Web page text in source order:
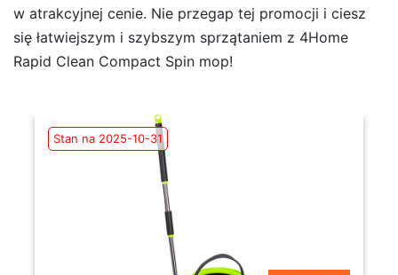
w atrakcyjnej cenie. Nie przegap tej promocji i ciesz
się łatwiejszym i szybszym sprzątaniem z 4Home
Rapid Clean Compact Spin mop!
Stan na 2025-10-31